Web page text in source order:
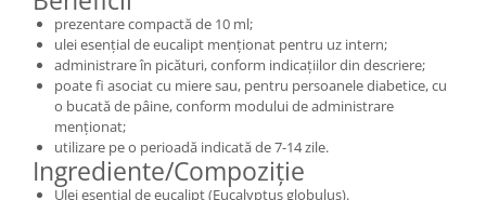
prezentare compactă de 10 ml;
ulei esențial de eucalipt menționat pentru uz intern;
administrare în picături, conform indicațiilor din descriere;
poate fi asociat cu miere sau, pentru persoanele diabetice, cu
o bucată de pâine, conform modului de administrare
menționat;
utilizare pe o perioadă indicată de 7-14 zile.
Ingrediente/Compoziție
Ulei esențial de eucalipt (Eucalyptus globulus).